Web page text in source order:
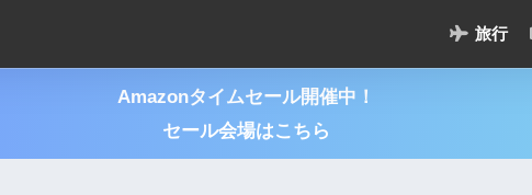
旅行
Amazonタイムセール開催中！
セール会場はこちら